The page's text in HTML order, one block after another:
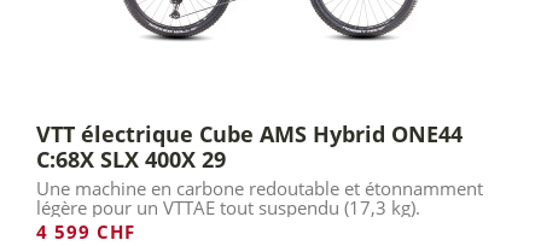
VTT électrique Cube AMS Hybrid ONE44
C:68X SLX 400X 29
Une machine en carbone redoutable et étonnamment
légère pour un VTTAE tout suspendu (17,3 kg).
4 599 CHF